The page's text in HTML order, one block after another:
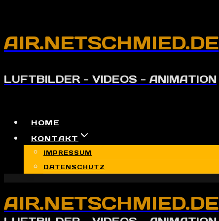
springen
AIR.NETSCHMIED.DE
LUFTBILDER - VIDEOS - ANIMATION
HOME
KONTAKT
IMPRESSUM
DATENSCHUTZ
AIR.NETSCHMIED.DE